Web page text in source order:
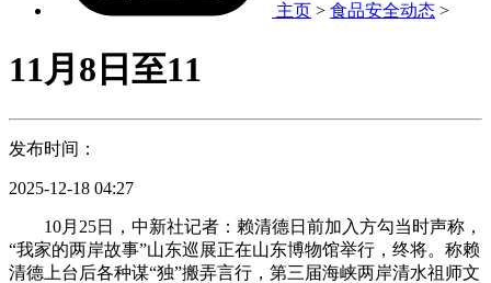
主页 > 食品安全动态 >
11月8日至11
发布时间：
2025-12-18 04:27
10月25日，中新社记者：赖清德日前加入方勾当时声称，
“我家的两岸故事”山东巡展正在山东博物馆举行，终将。称赖
清德上台后各种谋“独”搬弄言行，第三届海峡两岸清水祖师文